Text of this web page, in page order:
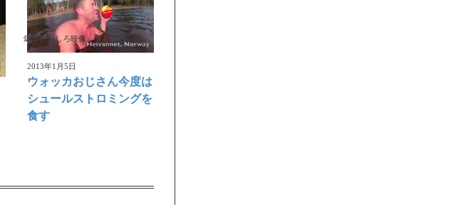
爆笑おもしろ映像
2013年1月5日
ウォッカおじさん今度は
シュールストロミングを
食す